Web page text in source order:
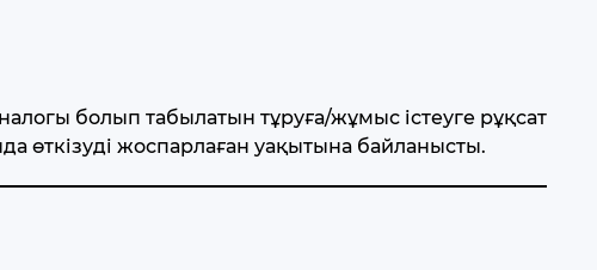
болып табылатын тұруға/жұмыс істеуге рұқсат
өткізуді жоспарлаған уақытына байланысты.